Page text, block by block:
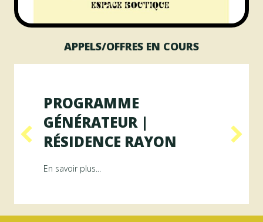
APPELS/OFFRES EN COURS
ArAMiS
PROGRAMME
GÉNÉRATEUR |
RÉSIDENCE RAYON
En savoir plus...